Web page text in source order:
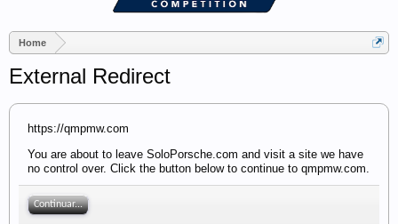
Home
External Redirect
https://qmpmw.com
You are about to leave SoloPorsche.com and visit a site we have
no control over. Click the button below to continue to qmpmw.com.
Continuar...